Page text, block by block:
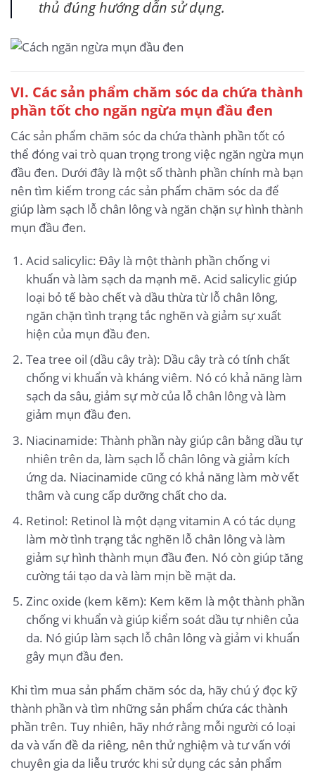
thủ đúng hướng dẫn sử dụng.
VI. Các sản phẩm chăm sóc da chứa thành
phần tốt cho ngăn ngừa mụn đầu đen
Các sản phẩm chăm sóc da chứa thành phần tốt có
thể đóng vai trò quan trọng trong việc ngăn ngừa mụn
đầu đen. Dưới đây là một số thành phần chính mà bạn
nên tìm kiếm trong các sản phẩm chăm sóc da để
giúp làm sạch lỗ chân lông và ngăn chặn sự hình thành
mụn đầu đen.
Acid salicylic: Đây là một thành phần chống vi
khuẩn và làm sạch da mạnh mẽ. Acid salicylic giúp
loại bỏ tế bào chết và dầu thừa từ lỗ chân lông,
ngăn chặn tình trạng tắc nghẽn và giảm sự xuất
hiện của mụn đầu đen.
Tea tree oil (dầu cây trà): Dầu cây trà có tính chất
chống vi khuẩn và kháng viêm. Nó có khả năng làm
sạch da sâu, giảm sự mờ của lỗ chân lông và làm
giảm mụn đầu đen.
Niacinamide: Thành phần này giúp cân bằng dầu tự
nhiên trên da, làm sạch lỗ chân lông và giảm kích
ứng da. Niacinamide cũng có khả năng làm mờ vết
thâm và cung cấp dưỡng chất cho da.
Retinol: Retinol là một dạng vitamin A có tác dụng
làm mờ tình trạng tắc nghẽn lỗ chân lông và làm
giảm sự hình thành mụn đầu đen. Nó còn giúp tăng
cường tái tạo da và làm mịn bề mặt da.
Zinc oxide (kem kẽm): Kem kẽm là một thành phần
chống vi khuẩn và giúp kiểm soát dầu tự nhiên của
da. Nó giúp làm sạch lỗ chân lông và giảm vi khuẩn
gây mụn đầu đen.
Khi tìm mua sản phẩm chăm sóc da, hãy chú ý đọc kỹ
thành phần và tìm những sản phẩm chứa các thành
phần trên. Tuy nhiên, hãy nhớ rằng mỗi người có loại
da và vấn đề da riêng, nên thử nghiệm và tư vấn với
chuyên gia da liễu trước khi sử dụng các sản phẩm